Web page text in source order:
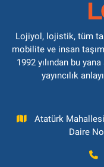
Lojiyol, lojistik, tüm
mobilite ve insan
1992 yılından bu
yayıncılık
Atatürk
Daire